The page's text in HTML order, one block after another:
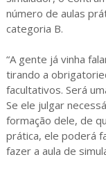
número de aulas
categoria B.
“A gente já vinha
tirando a
facultativos. Será
Se ele julgar
formação dele, de
prática, ele poderá
fazer a aula de